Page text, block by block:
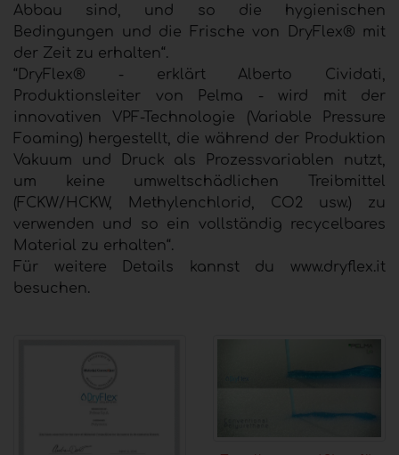
Abbau sind, und so die hygienischen
Bedingungen und die Frische von DryFlex® mit
der Zeit zu erhalten“.
“DryFlex® - erklärt Alberto Cividati,
Produktionsleiter von Pelma - wird mit der
innovativen VPF-Technologie (Variable Pressure
Foaming) hergestellt, die während der Produktion
Vakuum und Druck als Prozessvariablen nutzt,
um keine umweltschädlichen Treibmittel
(FCKW/HCKW, Methylenchlorid, CO2 usw.) zu
verwenden und so ein vollständig recycelbares
Material zu erhalten“.
Für weitere Details kannst du www.dryflex.it
besuchen.